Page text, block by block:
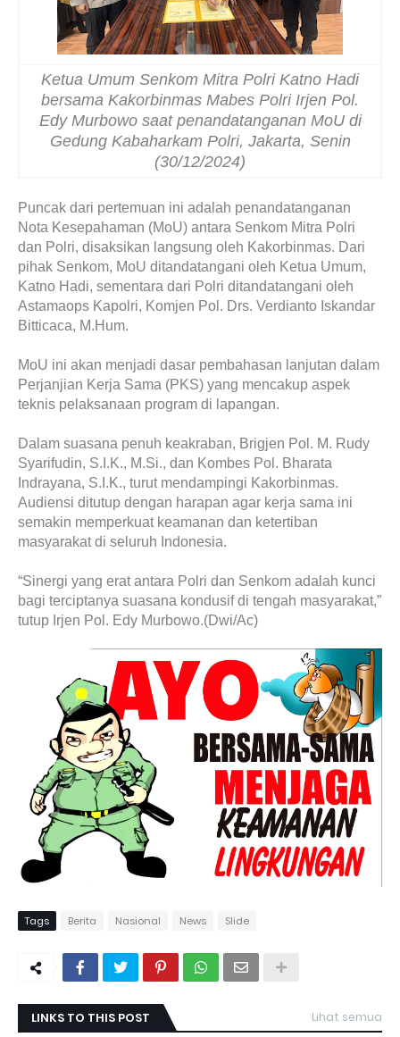
Ketua Umum Senkom Mitra Polri Katno Hadi
bersama Kakorbinmas Mabes Polri Irjen Pol.
Edy Murbowo saat penandatanganan MoU di
Gedung Kabaharkam Polri, Jakarta, Senin
(30/12/2024)
Puncak dari pertemuan ini adalah penandatanganan
Nota Kesepahaman (MoU) antara Senkom Mitra Polri
dan Polri, disaksikan langsung oleh Kakorbinmas. Dari
pihak Senkom, MoU ditandatangani oleh Ketua Umum,
Katno Hadi, sementara dari Polri ditandatangani oleh
Astamaops Kapolri, Komjen Pol. Drs. Verdianto Iskandar
Bitticaca, M.Hum.
MoU ini akan menjadi dasar pembahasan lanjutan dalam
Perjanjian Kerja Sama (PKS) yang mencakup aspek
teknis pelaksanaan program di lapangan.
Dalam suasana penuh keakraban, Brigjen Pol. M. Rudy
Syarifudin, S.I.K., M.Si., dan Kombes Pol. Bharata
Indrayana, S.I.K., turut mendampingi Kakorbinmas.
Audiensi ditutup dengan harapan agar kerja sama ini
semakin memperkuat keamanan dan ketertiban
masyarakat di seluruh Indonesia.
“Sinergi yang erat antara Polri dan Senkom adalah kunci
bagi terciptanya suasana kondusif di tengah masyarakat,”
tutup Irjen Pol. Edy Murbowo.(Dwi/Ac)
Tags Berita Nasional News Slide
LINKS TO THIS POST Lihat semua